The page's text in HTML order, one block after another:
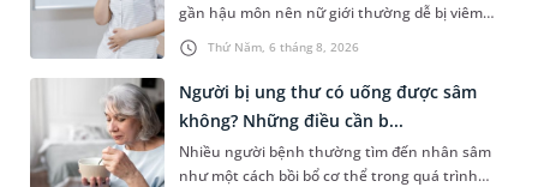
Thứ Năm, 6 tháng 8, 2026
gần hậu môn nên nữ giới thường dễ bị viêm
đường tiết niệu hơn nam giới. Tùy theo nguyên
nhân, mức độ nhiễm trùng và...
Người bị ung thư có uống được sâm
không? Những điều cần b...
Nhiều người bệnh thường tìm đến nhân sâm
như một cách bồi bổ cơ thể trong quá trình